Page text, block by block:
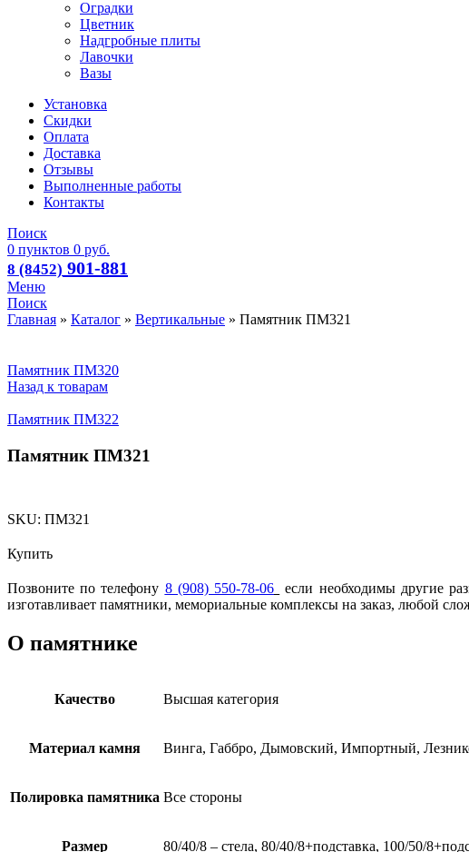
Оградки
Цветник
Надгробные плиты
Лавочки
Вазы
Установка
Скидки
Оплата
Доставка
Отзывы
Выполненные работы
Контакты
Поиск
0 пунктов 0 руб.
8 (8452) 901-881
Меню
Поиск
Главная » Каталог » Вертикальные » Памятник ПМ321
Памятник ПМ320
Назад к товарам
Памятник ПМ322
Памятник ПМ321
SKU: ПМ321
Купить
Позвоните по телефону 8 (908) 550-78-06
если необходимы другие
изготавливает памятники, мемориальные комплексы на заказ, любой
О памятнике
Качество Высшая категория
Материал камня Винга, Габбро, Дымовский, Импортный,
Полировка памятника Все стороны
Размер 80/40/8 – стела, 80/40/8+подставка, 100/50/